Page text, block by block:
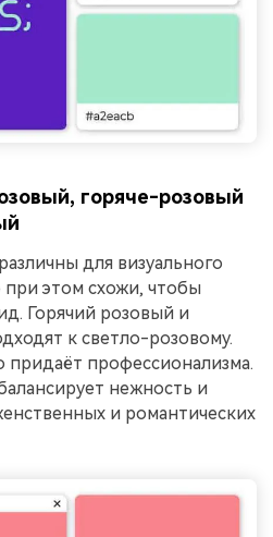
горяче-розовый
для визуального
при этом схожи, чтобы
Горячий розовый и
к светло-розовому.
профессионализма.
нежность и
и романтических